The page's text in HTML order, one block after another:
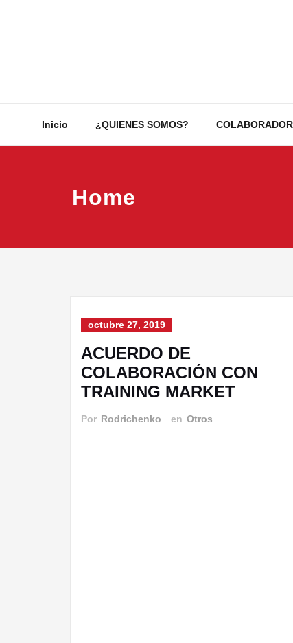
Inicio ¿QUIENES SOMOS?
Home
octubre 27, 2019
ACUERDO DE
COLABORACIÓN CON
TRAINING MARKET
Por Rodrichenko en Otros